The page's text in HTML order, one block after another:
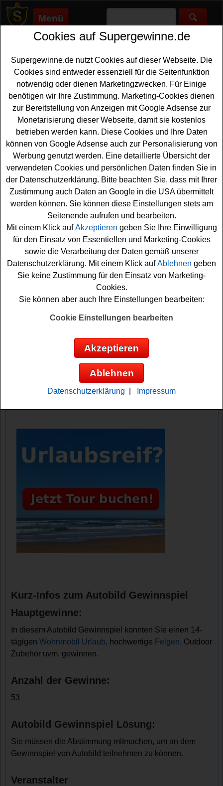
Menü
Supergewinne.de>Gewinnspiele>Reise Gewinnspiele>Auto
Anzeige:
Anzeige:
Auto Bild Gewinnspiel Das
goldene Reisemobil - Wohnmobil
Urlaub gewinnen
Wer gern einen tollenWohnmobil Urlaub gewinnen
möchte, sollte bei diesem kostenlosen Autobild
Gewinnspiel teilnehmen. Bei der Wahl zum Goldenen
Reisemobil 2025 wartet als Hauptgewinn ein
zweiwöchigerWohnmobilUrlaub im Wert von ca. 2600
Euro mit einem Pössl Wohnmobil auf einen glücklichen
Gewinner. Neben der Wohnmobil Reise werden noch
hochwertige Felgen, tolles Auto-Zubehör, ein
Fahrradträger, Grills, Outdoor-Zubehör und viele weitere
schöneSachpreiseverlost.
Falls Sie bei dem Auto Bild Gewinnspiel mitmachen
möchten, müssen Sie an der Wahl zum Goldenen
Reisemobil 2025 teilnehmen und für Ihre Favoriten
abstimmen. Machen Sie mit und versuchen Sie Ihr Glück!
Autobild verlost einen 14-tägigen
Wohnmobil Urlaub, hochwertige Felgen,
Outdoor Zubehör uvm.
Kurz-Infos zum Autobild Gewinnspiel
Hauptgewinne:
In diesem Autobild Gewinnspiel konnten Sie einen 14-
tägigenWohnmobil Urlaub, hochwertige Felgen, Outdoor
Zubehör uvm. gewinnen.
Anzahl der Gewinne:
53
Autobild Gewinnspiel Lösung:
Sie müssen die Abstimmung mitmachen, um an dem
Gewinnspiel von Autobild teilnehmen zu können.
Veranstalter
Cookies auf Supergewinne.de
Supergewinne.de nutzt Cookies auf dieser Webseite. Die
Cookies sind entweder essenziell für die Seitenfunktion
notwendig oder dienen Marketingzwecken. Für Einige
benötigen wir Ihre Zustimmung. Marketing-Cookies dienen
zur Bereitstellung von Anzeigen mit Google Adsense zur
Monetarisierung dieser Webseite, damit sie kostenlos
betrieben werden kann. Diese Cookies und Ihre Daten
können von Google Adsense auch zur Personalisierung von
Werbung genutzt werden. Eine detaillierte Übersicht der
verwendeten Cookies und persönlichen Daten finden Sie in
der Datenschutzerklärung. Bitte beachten Sie, dass mit Ihrer
Zustimmung auch Daten an Google in die USA übermittelt
werden können. Sie können diese Einstellungen stets am
Seitenende aufrufen und bearbeiten.
Mit einem Klick aufAkzeptieren geben Sie Ihre Einwilligung
für den Einsatz von Essentiellen und Marketing-Cookies
sowie die Verarbeitung der Daten gemäß unserer
Datenschutzerklärung. Mit einem Klick aufAblehnen geben
Sie keine Zustimmung für den Einsatz von Marketing-
Cookies.
Sie können aber auch Ihre Einstellungen bearbeiten:
Cookie Einstellungen bearbeiten
Akzeptieren
Ablehnen
Datenschutzerklärung Impressum